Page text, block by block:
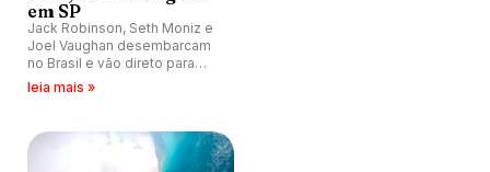
em SP
Jack Robinson, Seth Moniz e
Joel Vaughan desembarcam
no Brasil e vão direto para
água no São Paulo Surf Club.
leia mais »